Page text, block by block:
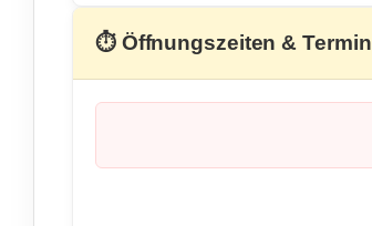
⏱ Öffnungszeiten & Termin